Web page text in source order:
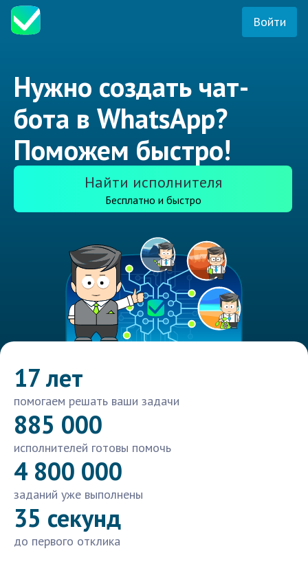
Войти
Нужно создать чат-
бота в WhatsApp?
Поможем быстро!
Найти исполнителя
Бесплатно и быстро
17 лет
помогаем решать ваши задачи
885 000
исполнителей готовы помочь
4 800 000
заданий уже выполнены
35 секунд
до первого отклика